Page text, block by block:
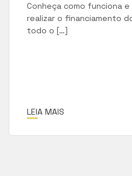
Conheça como funciona
realizar o financiamento
todo o […]
LEIA MAIS